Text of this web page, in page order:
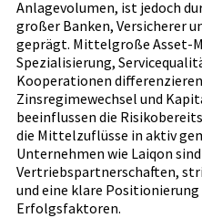
Anlagevolumen, ist jedoch
großer Banken, Versicherer
geprägt. Mittelgroße Asset-
Spezialisierung,
Kooperationen
Zinsregimewechsel und
beeinflussen die
die Mittelzuflüsse in aktiv
Unternehmen wie Laiqon
Vertriebspartnerschaften,
und eine klare
Erfolgsfaktoren.